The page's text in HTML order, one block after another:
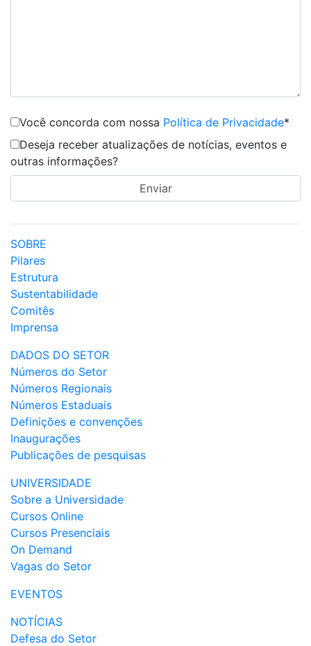
Você concorda com nossa Política de Privacidade*
Deseja receber atualizações de notícias, eventos e
outras informações?
SOBRE
Pilares
Estrutura
Sustentabilidade
Comitês
Imprensa
DADOS DO SETOR
Números do Setor
Números Regionais
Números Estaduais
Definições e convenções
Inaugurações
Publicações de pesquisas
UNIVERSIDADE
Sobre a Universidade
Cursos Online
Cursos Presenciais
On Demand
Vagas do Setor
EVENTOS
NOTÍCIAS
Defesa do Setor